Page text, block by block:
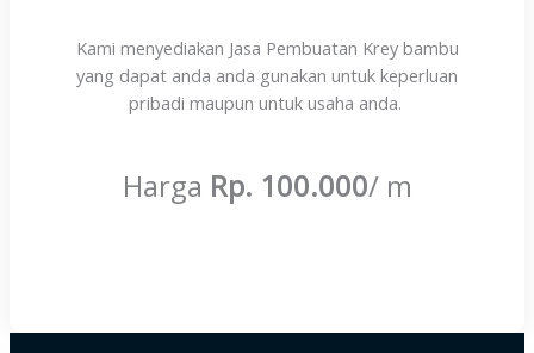
Kami menyediakan Jasa Pembuatan Krey bambu
yang dapat anda anda gunakan untuk keperluan
pribadi maupun untuk usaha anda.
Harga Rp. 100.000/ m